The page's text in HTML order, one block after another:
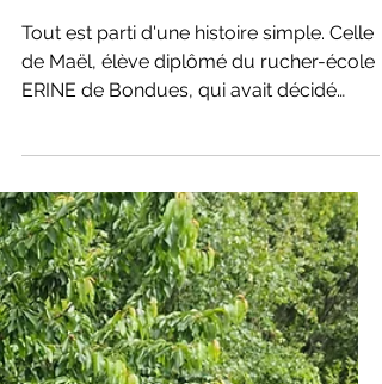
Comment 12 enfants vont
sensibiliser 1 000 élèves en
un mois
Tout est parti d'une histoire simple. Celle
de Maël, élève diplômé du rucher-école
ERINE de Bondues, qui avait décidé
d'aller présenter les abeilles et les
pollinisateurs dans la classe de sa petite
sœur. Une initiative spontanée qui a fait
naître une conviction forte chez ERINE :
👉 Et si les enfants devenaient les